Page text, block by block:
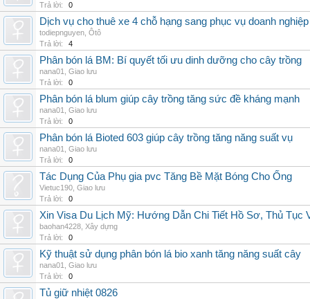
Trả lời:
0
Dịch vụ cho thuê xe 4 chỗ hạng sang phục vụ doanh
todiepnguyen Ôtô
Trả lời:
4
Phân bón lá BM: Bí quyết tối ưu dinh dưỡng cho cây trồng
nana01
Giao lưu
Trả lời:
0
Phân bón lá blum giúp cây trồng tăng sức đề kháng mạnh
nana01
Giao lưu
Trả lời:
0
Phân bón lá Bioted 603 giúp cây trồng tăng năng suất vụ
nana01
Giao lưu
Trả lời:
0
Tác Dụng Của Phụ gia pvc Tăng Bề Mặt Bóng Cho Ống
Vietuc190 Giao lưu
Trả lời:
0
Xin Visa Du Lịch Mỹ: Hướng Dẫn Chi Tiết Hồ Sơ, Thủ Tục
baohan4228 Xây dựng
Trả lời:
0
Kỹ thuật sử dụng phân bón lá bio xanh tăng năng suất cây
nana01
Giao lưu
Trả lời:
0
Tủ giữ nhiệt 0826